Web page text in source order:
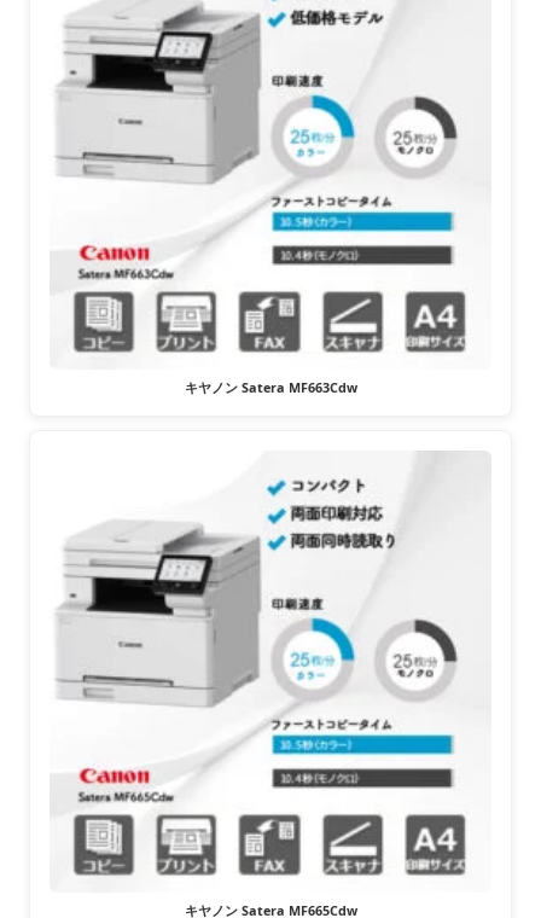
キヤノン Satera MF663Cdw
キヤノン Satera MF665Cdw